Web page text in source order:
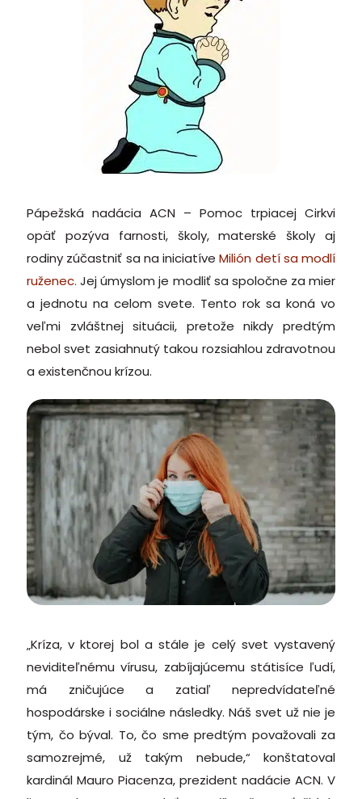
Pápežská nadácia ACN – Pomoc trpiacej Cirkvi
opäť pozýva farnosti, školy, materské školy aj
rodiny zúčastniť sa na iniciatíveMilión detí sa modlí
ruženec. Jej úmyslom je modliť sa spoločne za mier
a jednotu na celom svete. Tento rok sa koná vo
veľmi zvláštnej situácii, pretože nikdy predtým
nebol svet zasiahnutý takou rozsiahlou zdravotnou
a existenčnou krízou.
„Kríza, v ktorej bol a stále je celý svet vystavený
neviditeľnému vírusu, zabíjajúcemu státisíce ľudí,
má zničujúce a zatiaľ nepredvídateľné
hospodárske i sociálne následky. Náš svet už nie je
tým, čo býval. To, čo sme predtým považovali za
samozrejmé, už takým nebude,“ konštatoval
kardinál Mauro Piacenza, prezident nadácie ACN. V